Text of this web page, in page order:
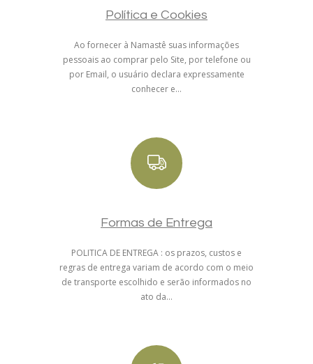
Política e Cookies
Ao fornecer à Namastê suas informações
pessoais ao comprar pelo Site, por telefone ou
por Email, o usuário declara expressamente
conhecer e...
Formas de Entrega
POLITICA DE ENTREGA : os prazos, custos e
regras de entrega variam de acordo com o meio
de transporte escolhido e serão informados no
ato da...